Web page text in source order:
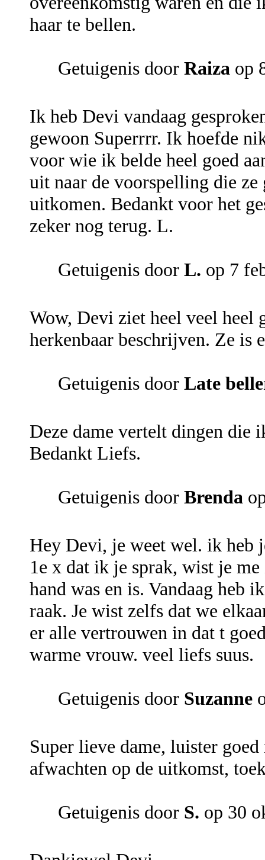
haar te bellen.
Getuigenis door Raiza op
Ik heb Devi vandaag
gewoon Superrrr. Ik hoefde
voor wie ik belde heel goed
uit naar de voorspelling die
uitkomen. Bedankt voor het
zeker nog terug. L.
Getuigenis door L. op 7
Wow, Devi ziet heel veel heel
herkenbaar beschrijven. Ze
Getuigenis door Late
Deze dame vertelt dingen die
Bedankt Liefs.
Getuigenis door Brenda
Hey Devi, je weet wel. ik heb
1e x dat ik je sprak, wist je
hand was en is. Vandaag heb
raak. Je wist zelfs dat we
er alle vertrouwen in dat t
warme vrouw. veel liefs suus.
Getuigenis door Suzanne
Super lieve dame, luister
afwachten op de uitkomst,
Getuigenis door S. op 30